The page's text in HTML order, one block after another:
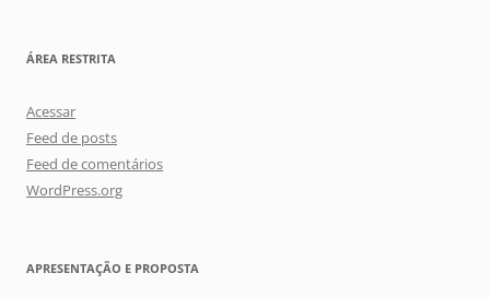
ÁREA RESTRITA
Acessar
Feed de posts
Feed de comentários
WordPress.org
APRESENTAÇÃO E PROPOSTA